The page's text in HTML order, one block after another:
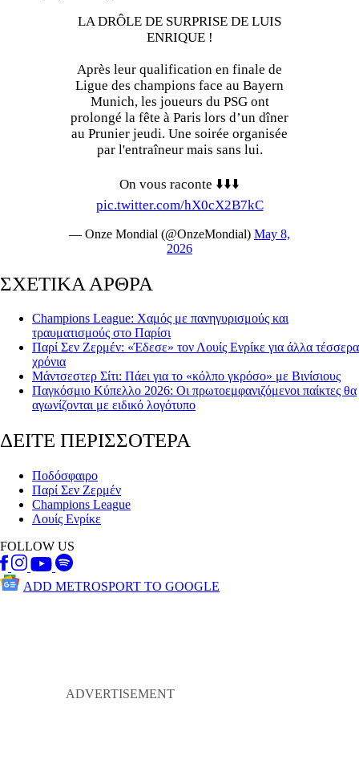
LA DRÔLE DE SURPRISE DE LUIS
ENRIQUE !
Après leur qualification en finale de
Ligue des champions face au Bayern
Munich, les joueurs du PSG ont
prolongé la fête à Paris lors d’un dîner
au Prunier jeudi. Une soirée organisée
par l'entraîneur mais sans lui.
On vous raconte ⬇️⬇️⬇️
pic.twitter.com/hX0cX2B7kC
— Onze Mondial (@OnzeMondial) May 8,
2026
ΣΧΕΤΙΚΑ ΑΡΘΡΑ
Champions League: Χαμός με πανηγυρισμούς και
τραυματισμούς στο Παρίσι
Παρί Σεν Ζερμέν: «Έδεσε» τον Λουίς Ενρίκε για άλλα τέσσερα
χρόνια
Μάντσεστερ Σίτι: Πάει για το «κόλπο γκρόσο» με Βινίσιους
Παγκόσμιο Κύπελλο 2026: Οι πρωτοεμφανιζόμενοι παίκτες θα
αγωνίζονται με ειδικό λογότυπο
ΔΕΙΤΕ ΠΕΡΙΣΣΟΤΕΡΑ
Ποδόσφαιρο
Παρί Σεν Ζερμέν
Champions League
Λουίς Ενρίκε
FOLLOW US
ADD METROSPORT TO GOOGLE